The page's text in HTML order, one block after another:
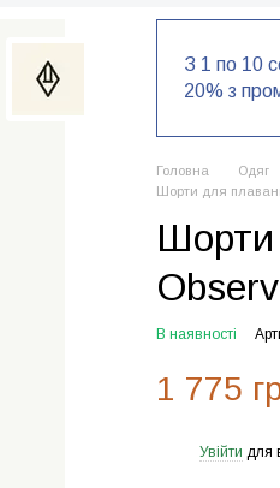
З 1 по 10
20% з
Головна Одяг
Шорти для
Шорти
В наявності
1 775
Увійти для